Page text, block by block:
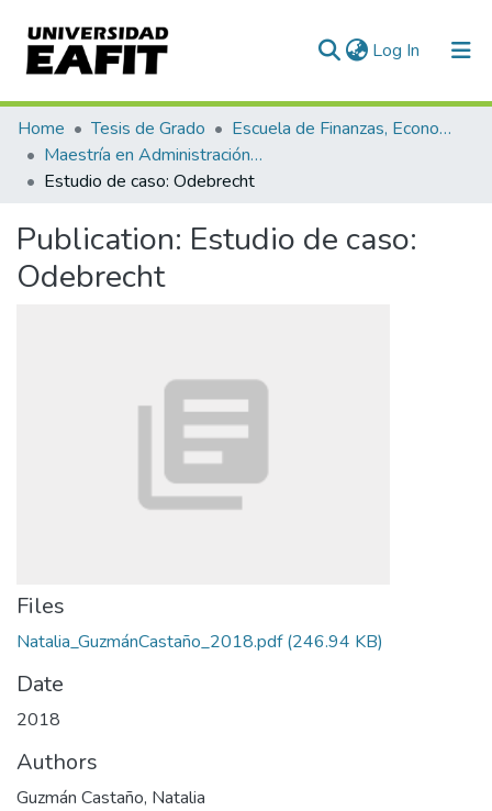
Log In (current)
Communities & Collections
All of DSpace
Home Tesis de Grado
Escuela de Finanzas, Economía y Gobierno
Maestría en Administración Financiera (tesis)
Estudio de caso: Odebrecht
Publication: Estudio de caso:
Odebrecht
Files
Natalia_GuzmánCastaño_2018.pdf(246.94 KB)
Date
2018
Authors
Guzmán Castaño, Natalia